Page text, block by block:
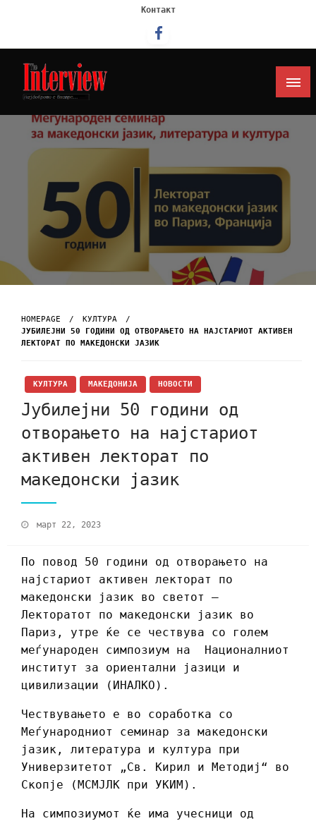
Контакт
Интервју
HOMEPAGE
КУЛТУРА
ЈУБИЛЕЈНИ 50 ГОДИНИ ОД ОТВОРАЊЕТО НА НАЈСТАРИОТ АКТИВЕН
ЛЕКТОРАТ ПО МАКЕДОНСКИ ЈАЗИК
КУЛТУРА МАКЕДОНИЈА НОВОСТИ
Јубилејни 50 години од
отворањето на најстариот
активен лекторат по
македонски јазик
март 22, 2023
По повод 50 години од отворањето на
најстариот активен лекторат по
македонски јазик во светот –
Лекторатот по македонски јазик во
Париз, утре ќе се чествува со голем
меѓународен симпозиум на Националниот
институт за ориентални јазици и
цивилизации (ИНАЛКО).
Чествувањето е во соработка со
Меѓународниот семинар за македонски
јазик, литература и култура при
Универзитетот „Св. Кирил и Методиј“ во
Скопје (МСМЈЛК при УКИМ).
На симпозиумот ќе има учесници од